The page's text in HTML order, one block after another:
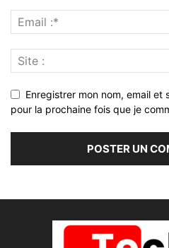
Enregistrer mon nom, email
pour la prochaine fois que je